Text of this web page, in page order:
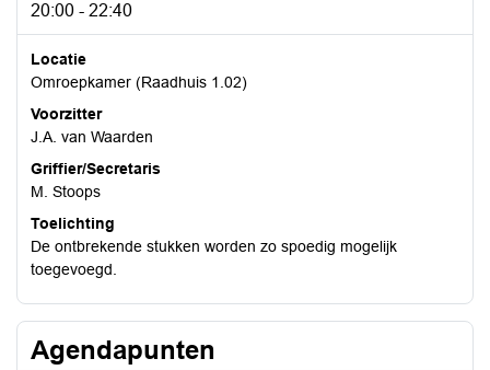
20:00 - 22:40
Locatie
Omroepkamer (Raadhuis 1.02)
Voorzitter
J.A. van Waarden
Griffier/Secretaris
M. Stoops
Toelichting
De ontbrekende stukken worden zo spoedig mogelijk
toegevoegd.
Agendapunten